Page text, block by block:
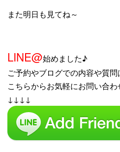
また明日も見てね～
LINE@始めました♪
ご予約やブログでの内容や質問
こちらからお気軽にお問い合わ
↓↓↓↓